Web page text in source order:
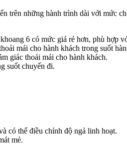
trên những hành trình dài với mức
6 có mức giá rẻ hơn, phù hợp
mái cho hành khách trong suốt
giác thoải mái cho hành khách.
suốt chuyến đi.
có thể điều chỉnh độ ngả linh hoạt.
mẻ.